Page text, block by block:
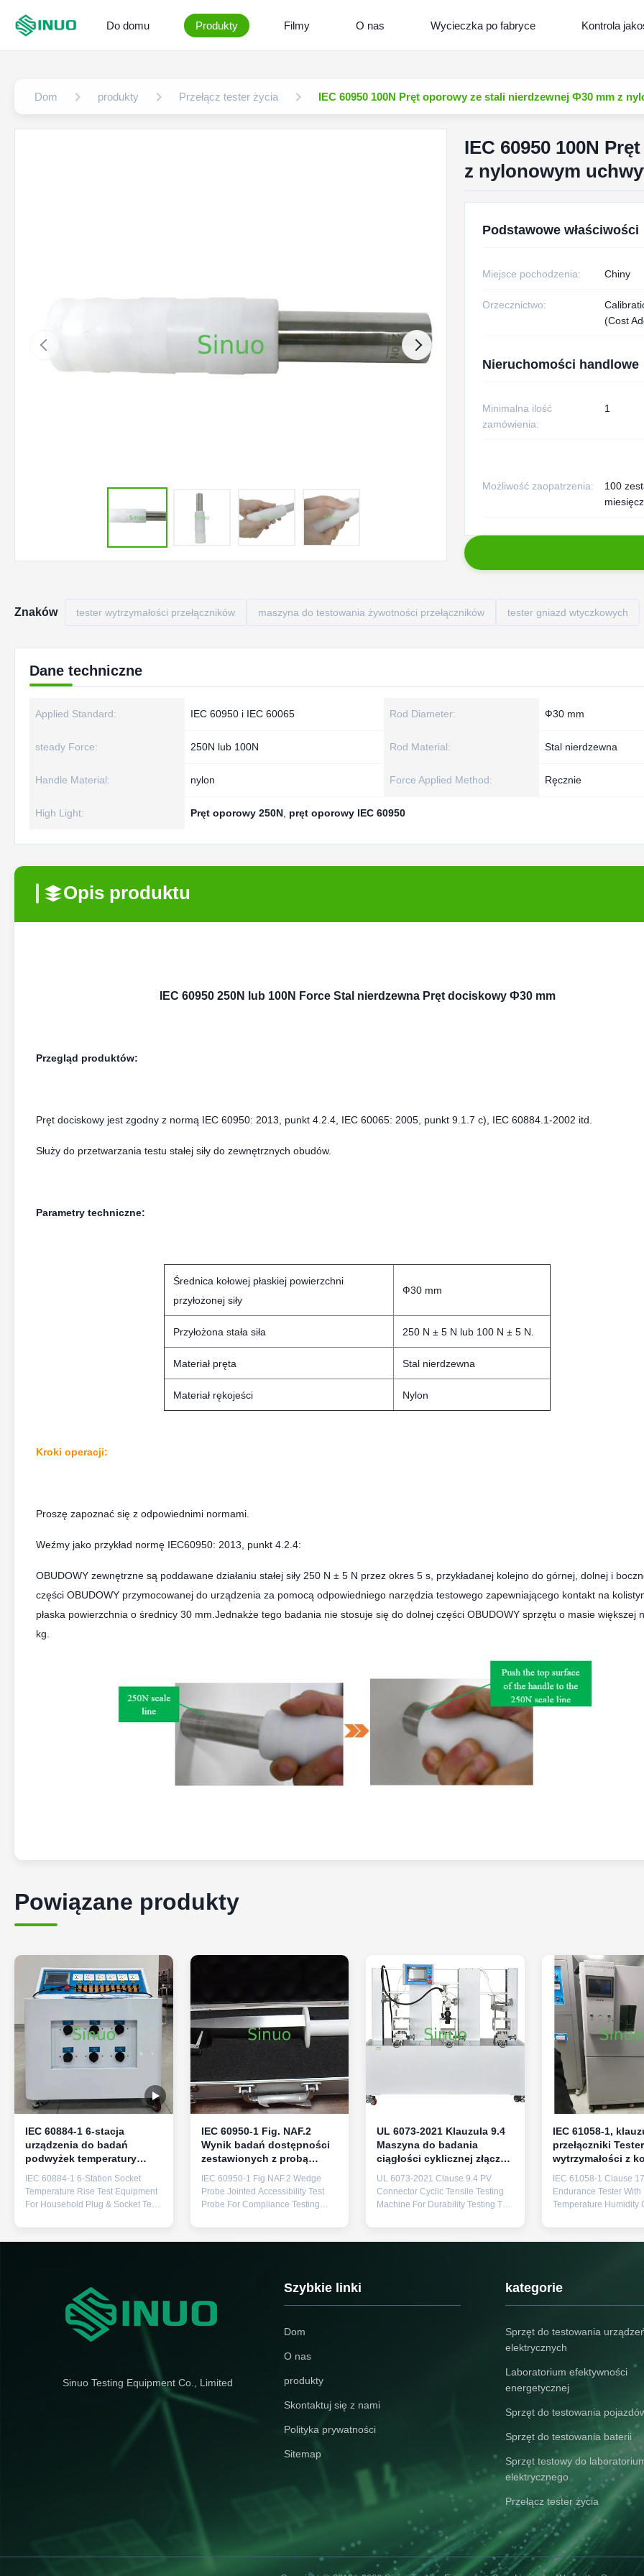
Do domu Produkty Filmy O nas Wycieczka po fabryce Kontrola
Dom produkty Przełącz tester życia IEC 60950 100N Pręt oporowy ze stali nierdzewnej Ф30 mm z
IEC 60950 100N
z nylonowym
Podstawowe właściwości
Miejsce pochodzenia: Chiny
Orzecznictwo:
(Cost
Nieruchomości handlowe
Minimalna ilość
zamówienia:
1
Możliwość zaopatrzenia:
100
Znaków tester wytrzymałości przełączników maszyna do testowania żywotności przełączników tester gniazd wtyczkowych
Dane techniczne
Applied Standard: IEC 60950 i IEC 60065 Rod Diameter: Ф30 mm
steady Force: 250N lub 100N Rod Material: Stal nierdzewna
Handle Material: nylon Force Applied Method: Ręcznie
High Light: Pręt oporowy 250N pręt oporowy IEC 60950
Opis produktu
IEC 60950 250N lub 100N Force Stal nierdzewna Pręt dociskowy Ф30 mm
Przegląd produktów:
Pręt dociskowy jest zgodny z normą IEC 60950: 2013, punkt 4.2.4, IEC 60065: 2005, punkt 9.1.7 c), IEC 60884.1-2002 itd.
Służy do przetwarzania testu stałej siły do ​​zewnętrznych obudów.
Parametry techniczne:
Średnica kołowej płaskiej powierzchni
przyłożonej siły
Ф30 mm
Przyłożona stała siła 250 N ± 5 N lub 100 N ± 5 N.
Materiał pręta Stal nierdzewna
Materiał rękojeści Nylon
Kroki operacji:
Proszę zapoznać się z odpowiednimi normami.
Weźmy jako przykład normę IEC60950: 2013, punkt 4.2.4:
OBUDOWY zewnętrzne są poddawane działaniu stałej siły 250 N ± 5 N przez okres 5 s, przykładanej kolejno do górnej, dolnej i
części OBUDOWY przymocowanej do urządzenia za pomocą odpowiedniego narzędzia testowego zapewniającego kontakt na
płaska powierzchnia o średnicy 30 mm.Jednakże tego badania nie stosuje się do dolnej części OBUDOWY sprzętu o masie większej
kg.
Powiązane produkty
IEC 60884-1 6-stacja
urządzenia do badań
podwyżek temperatury
gniazdek dla domowych
wtyczek i gniazdek
IEC 60884-1 6-Station Socket
Temperature Rise Test Equipment
For Household Plug & Socket Test
Rise Tester is a high-precision,
PLC-controlled testing solution
plugs, sockets, ...
IEC 60950-1 Fig. NAF.2
Wynik badań dostępności
zestawionych z probą
kołową
IEC 60950-1 Fig NAF.2 Wedge
Probe Jointed Accessibility Test
Probe For Compliance Testing
evaluating whether hazardous
parts inside slot openings or
can be accessed by users. Product
Overview This precision ...
UL 6073-2021 Klauzula 9.4
Maszyna do badania
ciągłości cyklicznej złącza
fotowoltaicznego do badań
trwałości
UL 6073-2021 Clause 9.4 PV
Connector Cyclic Tensile Testing
Machine For Durability Testing The
Testing Machine fully complies
with UL6073-2021 (Clause 9.4) for
IEC 61058-1,
przełączniki Tester
wytrzymałości z
temperaturowo-
wilgotnościową
IEC 61058-1 Clause
Endurance Tester With
Temperature Humidity
The Switches
designed and
clause 17, IEC 61058-
17.4, and IEC 61058-
17.4. Test ...
Sinuo Testing Equipment Co., Limited
Szybkie linki
Dom
O nas
produkty
Skontaktuj się z nami
Polityka prywatności
Sitemap
kategorie
Sprzęt do testowania
elektrycznych
Laboratorium efektywności
energetycznej
Sprzęt do testowania
Sprzęt do testowania baterii
Sprzęt testowy do
elektrycznego
Przełącz tester życia